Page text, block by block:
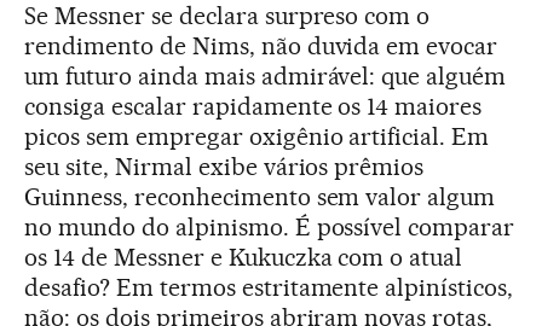
Se Messner se declara surpreso com o
rendimento de Nims, não duvida em evocar
um futuro ainda mais admirável: que alguém
consiga escalar rapidamente os 14 maiores
picos sem empregar oxigênio artificial. Em
seu site, Nirmal exibe vários prêmios
Guinness, reconhecimento sem valor algum
no mundo do alpinismo. É possível comparar
os 14 de Messner e Kukuczka com o atual
desafio? Em termos estritamente alpinísticos,
não: os dois primeiros abriram novas rotas,